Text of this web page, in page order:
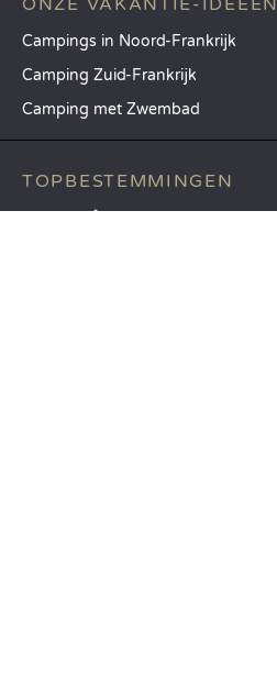
ONZE VAKANTIE-IDEEËN
Campings in Noord-Frankrijk
Camping Zuid-Frankrijk
Camping met Zwembad
TOPBESTEMMINGEN